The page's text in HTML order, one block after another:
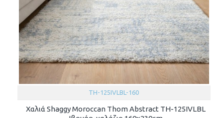
TH-125IVLBL-160
Χαλιά Shaggy Moroccan Thom Abstract TH-125IVLBL